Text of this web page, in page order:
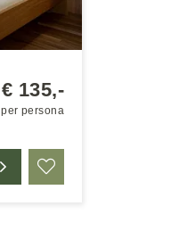
€ 135,-
per persona